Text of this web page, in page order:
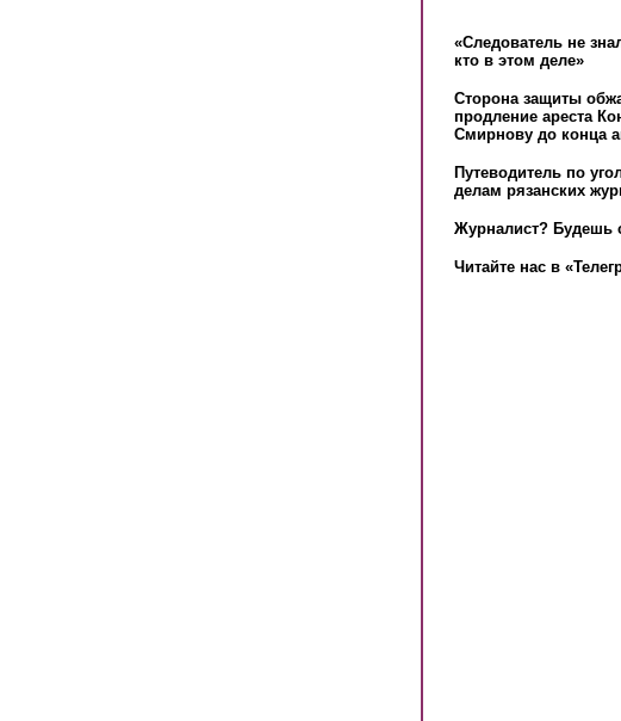
«Следователь не
кто в этом деле»
Сторона защиты
продление ареста
Смирнову до конца
Путеводитель по
делам рязанских
Журналист? Будешь
Читайте нас в